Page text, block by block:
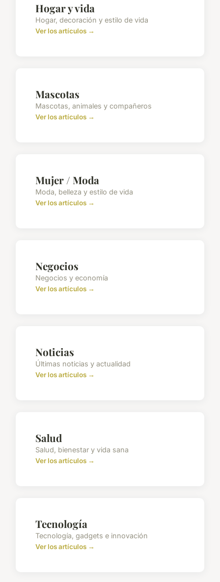
Hogar y vida
Hogar, decoración y estilo de vida
Ver los artículos →
Mascotas
Mascotas, animales y compañeros
Ver los artículos →
Mujer / Moda
Moda, belleza y estilo de vida
Ver los artículos →
Negocios
Negocios y economía
Ver los artículos →
Noticias
Últimas noticias y actualidad
Ver los artículos →
Salud
Salud, bienestar y vida sana
Ver los artículos →
Tecnología
Tecnología, gadgets e innovación
Ver los artículos →